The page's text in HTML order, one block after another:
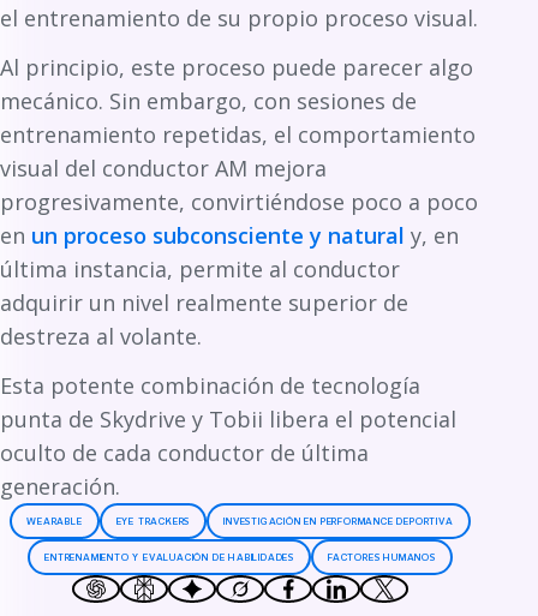
el entrenamiento de su propio proceso visual.
Al principio, este proceso puede parecer algo
mecánico. Sin embargo, con sesiones de
entrenamiento repetidas, el comportamiento
visual del conductor AM mejora
progresivamente, convirtiéndose poco a poco
en un proceso subconsciente y natural y, en
última instancia, permite al conductor
adquirir un nivel realmente superior de
destreza al volante.
Esta potente combinación de tecnología
punta de Skydrive y Tobii libera el potencial
oculto de cada conductor de última
generación.
WEARABLE EYE TRACKERS INVESTIGACIÓN EN PERFORMANCE DEPORTIVA
ENTRENAMIENTO Y EVALUACIÓN DE HABILIDADES FACTORES HUMANOS